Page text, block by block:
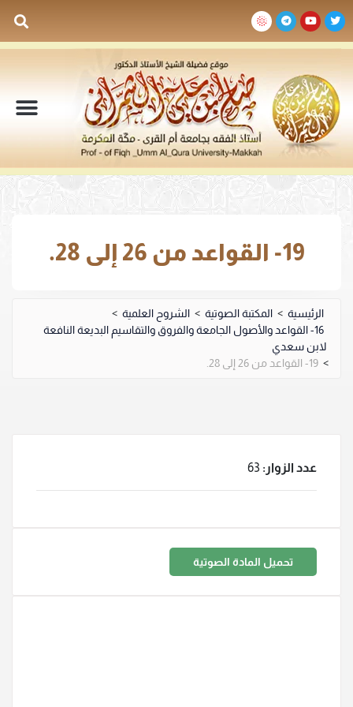
19- القواعد من 26 إلى 28.
الرئيسية > المكتبة الصوتية > الشروح العلمية >
16- القواعد والأصول الجامعة والفروق والتقاسيم البديعة النافعة
لابن سعدي
> 19- القواعد من 26 إلى 28.
عدد الزوار: 63
تحميل المادة الصوتية